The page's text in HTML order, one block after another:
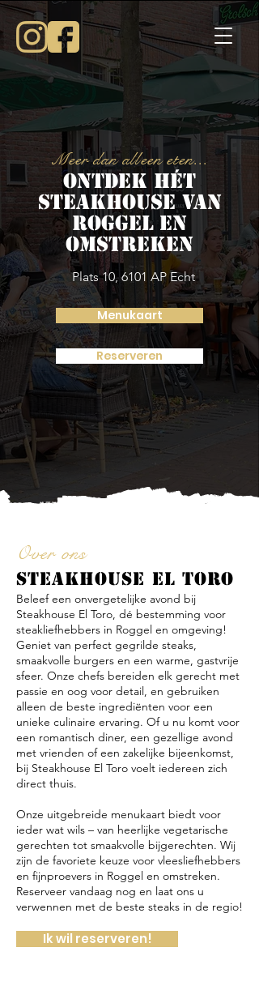
Meer dan alleen eten...
Ontdek hét
steakhouse van
Roggel en
omstreken
Plats 10, 6101 AP Echt
Menukaart
Reserveren
Over ons
STEAKHOUSE EL TORO
Beleef een onvergetelijke avond bij
Steakhouse El Toro, dé bestemming voor
steakliefhebbers in Roggel en omgeving!
Geniet van perfect gegrilde steaks,
smaakvolle burgers en een warme, gastvrije
sfeer. Onze chefs bereiden elk gerecht met
passie en oog voor detail, en gebruiken
alleen de beste ingrediënten voor een
unieke culinaire ervaring. Of u nu komt voor
een romantisch diner, een gezellige avond
met vrienden of een zakelijke bijeenkomst,
bij Steakhouse El Toro voelt iedereen zich
direct thuis.
Onze uitgebreide menukaart biedt voor
ieder wat wils – van heerlijke vegetarische
gerechten tot smaakvolle bijgerechten. Wij
zijn de favoriete keuze voor vleesliefhebbers
en fijnproevers in Roggel en omstreken.
Reserveer vandaag nog en laat ons u
verwennen met de beste steaks in de regio!
Ik wil reserveren!